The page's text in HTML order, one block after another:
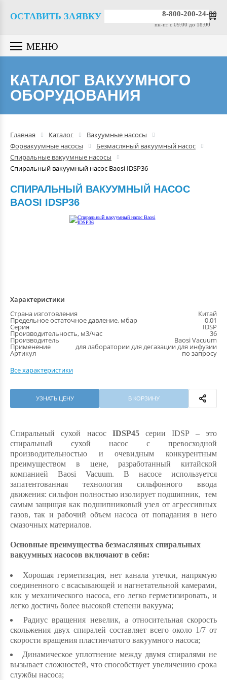
8-800-200-24-80
пн-пт c 09:00 до 18:00
ОСТАВИТЬ ЗАЯВКУ
МЕНЮ
КАТАЛОГ ВАКУУМНОГО
ОБОРУДОВАНИЯ
Главная Каталог
Вакуумные насосы
Форвакуумные насосы
Безмасляный вакуумный насос
Спиральные вакуумные насосы
Спиральный вакуумный насос Baosi IDSP36
Вакуумные насосы
Вакуумные датчики
Гелиевые течеискатели
Компрессоры
Вакуумные камеры
Промышленные вакуумные
системы
СПИРАЛЬНЫЙ ВАКУУМНЫЙ НАСОС
BAOSI IDSP36
Характеристики
Страна изготовления
Китай
Предельное остаточное давление, мбар 0.01
Серия IDSP
Производительность, м3/час 36
Производитель Baosi Vacuum
Применение для лаборатории для дегазации для инфузии
Артикул
по запросу
Все характеристики
УЗНАТЬ ЦЕНУ В КОРЗИНУ
Спиральный сухой насос IDSP45серии IDSP – это
спиральный сухой насос с превосходной
производительностью и очевидным конкурентным
преимуществом в цене, разработанный китайской
компанией Baosi Vacuum. В насосе используется
запатентованная технология сильфонного ввода
движения: сильфон полностью изолирует подшипник, тем
самым защищая как подшипниковый узел от агрессивных
газов, так и рабочий объем насоса от попадания в него
смазочных материалов.
Основные преимущества безмасляных спиральных
вакуумных насосов включают в себя:
Хорошая герметизация, нет канала утечки, напрямую
соединенного с всасывающей и нагнетательной камерами,
как у механического насоса, его легко герметизировать, и
легко достичь более высокой степени вакуума;
Радиус вращения невелик, а относительная скорость
скольжения двух спиралей составляет всего около 1/7 от
скорости вращения пластинчатого вакуумного насоса;
Динамическое уплотнение между двумя спиралями не
вызывает сложностей, что способствует увеличению срока
службы насоса;